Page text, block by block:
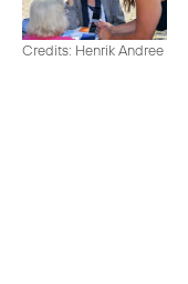
Credits: Henrik Andree